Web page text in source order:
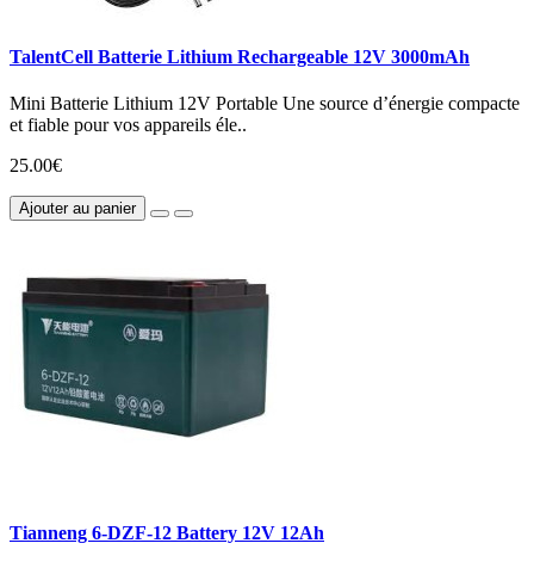
TalentCell Batterie Lithium Rechargeable 12V 3000mAh
Mini Batterie Lithium 12V Portable Une source d’énergie compacte
et fiable pour vos appareils éle..
25.00€
Ajouter au panier
Tianneng 6-DZF-12 Battery 12V 12Ah